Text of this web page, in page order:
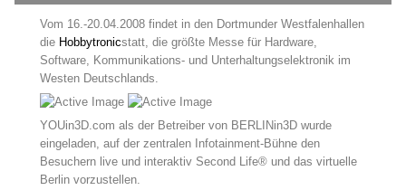
Vom 16.-20.04.2008 findet in den Dortmunder Westfalenhallen
die Hobbytronicstatt, die größte Messe für Hardware,
Software, Kommunikations- und Unterhaltungselektronik im
Westen Deutschlands.
YOUin3D.com als der Betreiber von BERLINin3D wurde
eingeladen, auf der zentralen Infotainment-Bühne den
Besuchern live und interaktiv Second Life® und das virtuelle
Berlin vorzustellen.